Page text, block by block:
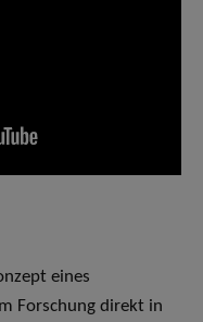
eines
Forschung direkt in